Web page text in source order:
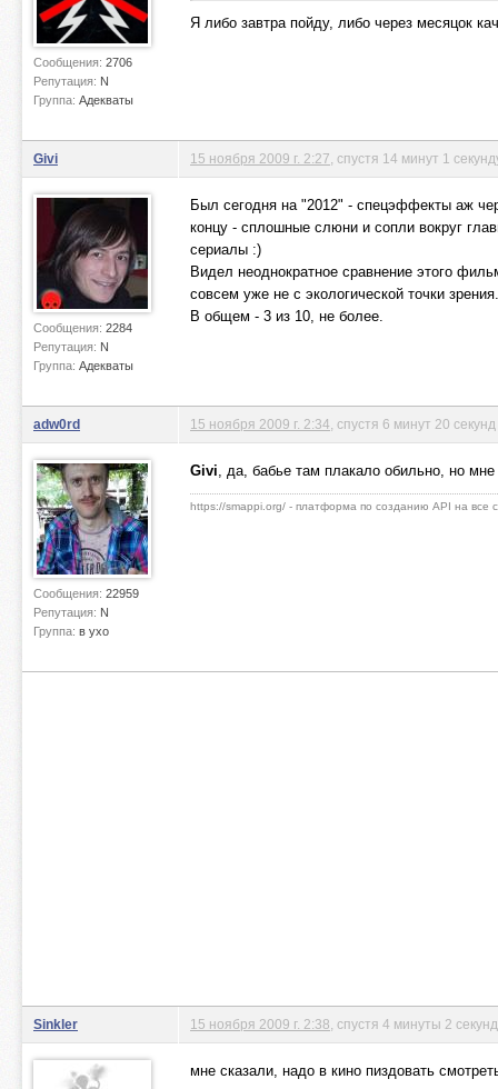
Сообщения: 2706
Репутация: N
Группа: Адекваты
Я либо завтра пойду, либо через месяцок
Givi
Сообщения: 2284
Репутация: N
Группа: Адекваты
15 ноября 2009 г. 2:27 , спустя 14 минут 1
Был сегодня на "2012" - спецэффекты аж
концу - сплошные слюни и сопли вокруг
сериалы :)
Видел неоднократное сравнение этого
совсем уже не с экологической точки зрения.
В общем - 3 из 10, не более.
adw0rd
Сообщения: 22959
Репутация: N
Группа: в ухо
15 ноября 2009 г. 2:34 , спустя 6 минут 20 секунд
Givi, да, бабье там плакало обильно, но
https://smappi.org/ - платформа по созданию API на все
Sinkler 15 ноября 2009 г. 2:38 , спустя 4 минуты 2
мне сказали, надо в кино пиздовать